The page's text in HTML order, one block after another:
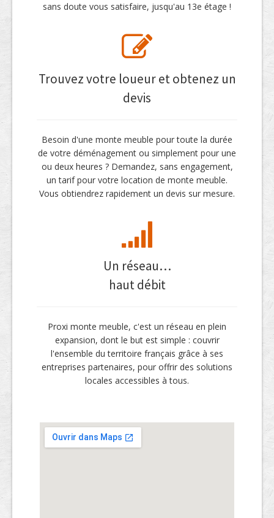
sans doute vous satisfaire, jusqu'au 13e étage !
Trouvez votre loueur et obtenez un
devis
Besoin d'une monte meuble pour toute la durée
de votre déménagement ou simplement pour une
ou deux heures ? Demandez, sans engagement,
un tarif pour votre location de monte meuble.
Vous obtiendrez rapidement un devis sur mesure.
Un réseau…
haut débit
Proxi monte meuble, c'est un réseau en plein
expansion, dont le but est simple : couvrir
l'ensemble du territoire français grâce à ses
entreprises partenaires, pour offrir des solutions
locales accessibles à tous.